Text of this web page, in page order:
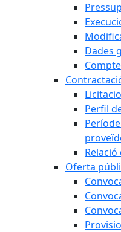
Dades
Perfil
Oferta